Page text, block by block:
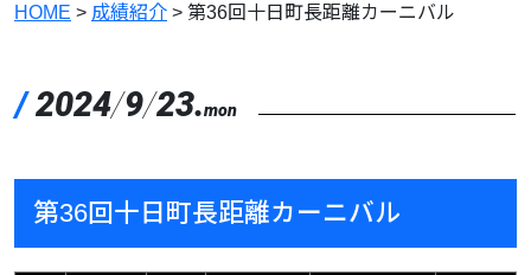
HOME > 成績紹介 > 第36回十日町長距離カーニバル
/2024/9/23.mon
第36回十日町長距離カーニバル